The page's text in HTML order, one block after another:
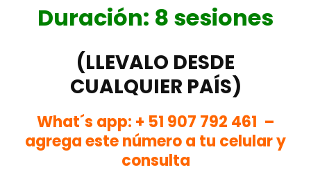
Duración: 8 sesiones
(LLEVALO DESDE
CUALQUIER PAÍS)
What´s app: + 51 907 792 461 –
agrega este número a tu celular y
consulta